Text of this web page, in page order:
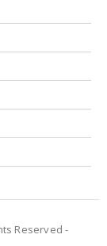
Reserved -